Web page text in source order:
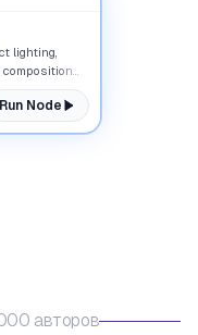
lighting,
Run Node
авторов